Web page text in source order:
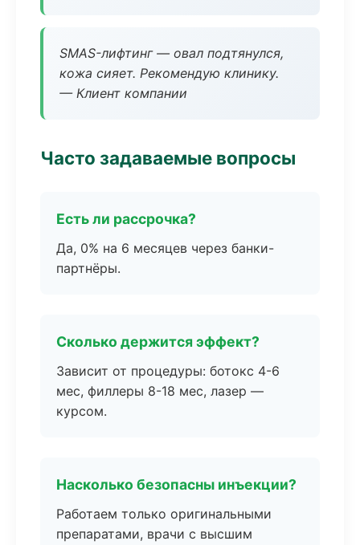
SMAS-лифтинг — овал подтянулся,
кожа сияет. Рекомендую клинику.
— Клиент компании
Часто задаваемые вопросы
Есть ли рассрочка?
Да, 0% на 6 месяцев через банки-
партнёры.
Сколько держится эффект?
Зависит от процедуры: ботокс 4-6
мес, филлеры 8-18 мес, лазер —
курсом.
Насколько безопасны инъекции?
Работаем только оригинальными
препаратами, врачи с высшим